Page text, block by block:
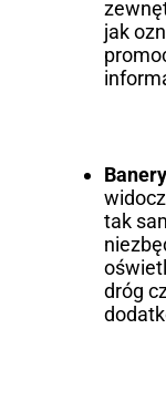
jak
tak
dróg